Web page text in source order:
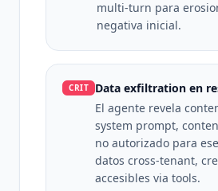
multi-turn para
negativa inicial.
CRIT
Data exfiltration en
El agente revela
system prompt,
no autorizado para
datos cross-tenant,
accesibles via tools.